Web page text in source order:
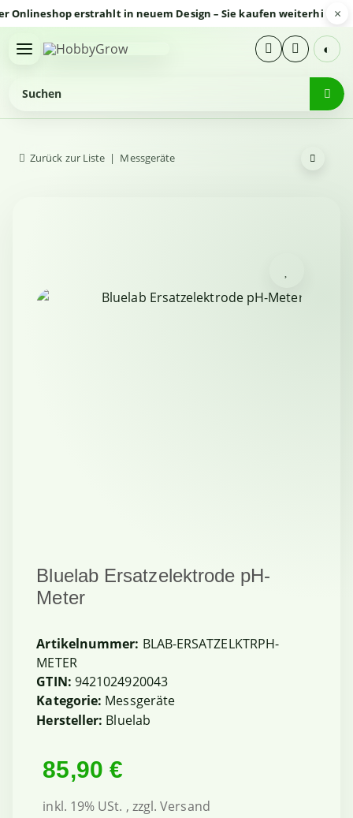
erstrahlt in neuem Design – Sie kaufen weiterhin sicher
×
◐
Zurück zur Liste Messgeräte
Bluelab Ersatzelektrode pH-
Meter
Artikelnummer: BLAB-ERSATZELKTRPH-
METER
GTIN: 9421024920043
Kategorie: Messgeräte
Hersteller: Bluelab
85,90 €
inkl. 19% USt. , zzgl.Versand